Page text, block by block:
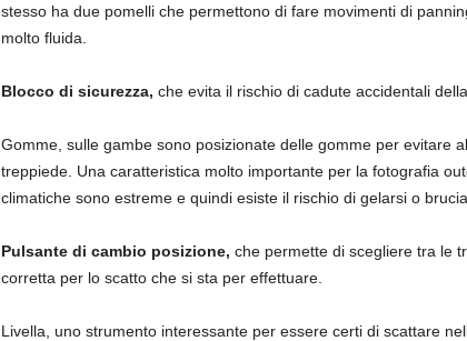
stesso ha due pomelli che permettono di fare movimenti di
molto fluida.
Blocco di sicurezza, che evita il rischio di cadute accidentali
Gomme, sulle gambe sono posizionate delle gomme per evitare
treppiede. Una caratteristica molto importante per la fotografia
climatiche sono estreme e quindi esiste il rischio di gelarsi o
Pulsante di cambio posizione, che permette di scegliere tra le
corretta per lo scatto che si sta per effettuare.
Livella, uno strumento interessante per essere certi di scattare